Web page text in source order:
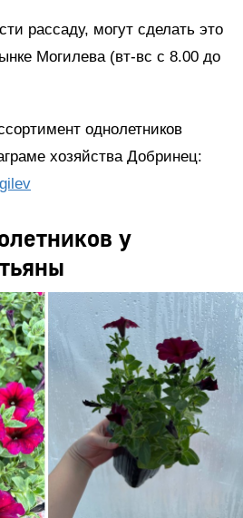
рассаду, могут сделать это
Могилева (вт-вс с 8.00 до
однолетников
хозяйства Добринец:
у